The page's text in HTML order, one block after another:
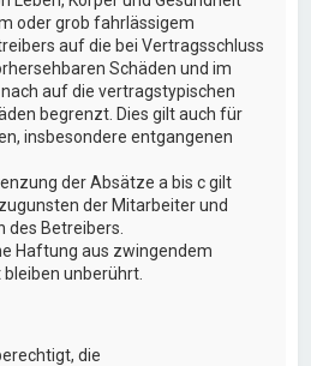
oder grob fahrlässigem
auf die bei Vertragsschluss
Schäden und im
auf die vertragstypischen
begrenzt. Dies gilt auch für
insbesondere entgangenen
der Absätze a bis c gilt
der Mitarbeiter und
des Betreibers.
Haftung aus zwingendem
unberührt.
die